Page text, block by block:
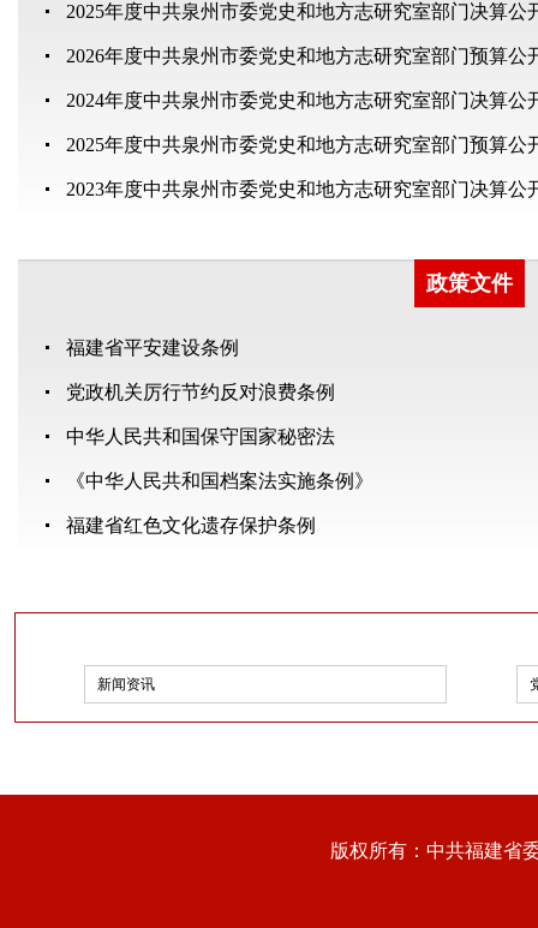
2025年度中共泉州市委党史和地方志研究室部门决算公
2026年度中共泉州市委党史和地方志研究室部门预算公
2024年度中共泉州市委党史和地方志研究室部门决算公
2025年度中共泉州市委党史和地方志研究室部门预算公
2023年度中共泉州市委党史和地方志研究室部门决算公
政策文件
福建省平安建设条例
党政机关厉行节约反对浪费条例
中华人民共和国保守国家秘密法
《中华人民共和国档案法实施条例》
福建省红色文化遗存保护条例
新闻资讯
版权所有：中共福建省